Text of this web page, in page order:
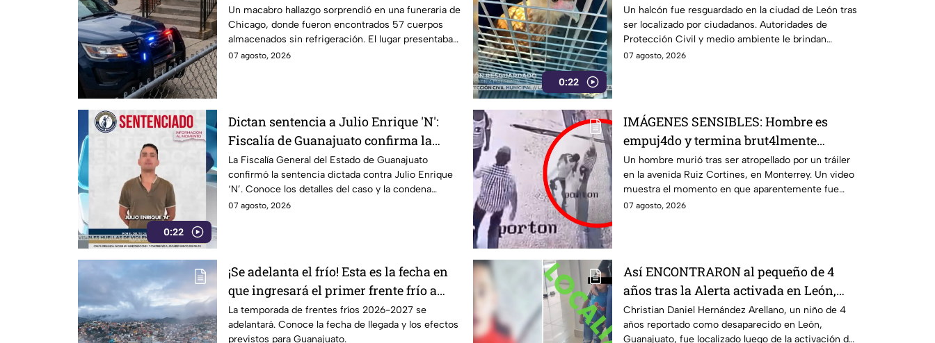
GUSANOS, dentro de una funeraria
Un macabro hallazgo sorprendió en una funeraria de
Chicago, donde fueron encontrados 57 cuerpos
almacenados sin refrigeración. El lugar presentaba
condiciones inadecuadas.
07 agosto, 2026
0:22
León
Un halcón fue resguardado en la ciudad de León tras
ser localizado por ciudadanos. Autoridades de
Protección Civil y medio ambiente le brindan
atención.
07 agosto, 2026
0:22
Dictan sentencia a Julio Enrique 'N':
Fiscalía de Guanajuato confirma la
condena
La Fiscalía General del Estado de Guanajuato
confirmó la sentencia dictada contra Julio Enrique
‘N’. Conoce los detalles del caso y la condena
impuesta.
07 agosto, 2026
IMÁGENES SENSIBLES: Hombre es
empuj4do y termina brut4lmente
ATROP3LLADO por un tráiler; así
ocurrió la trag3dia
Un hombre murió tras ser atropellado por un tráiler
en la avenida Ruiz Cortines, en Monterrey. Un video
muestra el momento en que aparentemente fue
empujado antes del hecho.
07 agosto, 2026
¡Se adelanta el frío! Esta es la fecha en
que ingresará el primer frente frío a
Guanajuato
La temporada de frentes fríos 2026-2027 se
adelantará. Conoce la fecha de llegada y los efectos
previstos para Guanajuato.
Así ENCONTRARON al pequeño de 4
años tras la Alerta activada en León,
Guanajuato: CONFIRMAN H4LLAZGO
Christian Daniel Hernández Arellano, un niño de 4
años reportado como desaparecido en León,
Guanajuato, fue localizado luego de la activación de